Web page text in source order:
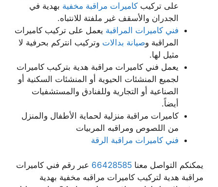
على تركيب كاميرات مراقبة مخفية بهدية في
الجدران والأسقف غير ملفتة للانتباه.
فني كاميرات المراقبة يعمل على تركيب كاميرات
المراقبة وصيانة بدالات وتركيب انتركم بحرفية لا
مثيل لها.
يعمل فني كاميرات مراقبة هدية بتركيب كاميرات
لجميع المنشئات الحيوية أو المنشئات السكنية أو
الصناعية أو التجارية وللفنادق والمستشفيات
أيضاً.
كاميرات مراقبة منزلية لحماية الأطفال والمنزل
من اللصوص ومراقبه المربيات
فني كاميرات مراقبة الرقة
يمكنكم التواصل معنا 66428585 عبر رقم فني كاميرات
مراقبة هدية لتركيب كاميرات مراقبه مخفية بهدية